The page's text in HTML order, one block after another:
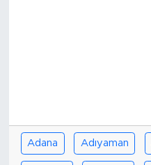
Adana Adıyaman